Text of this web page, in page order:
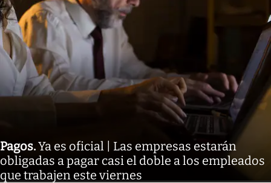
Pagos.Ya es oficial | Las empresas estarán
obligadas a pagar casi el doble a los empleados
que trabajen este viernes